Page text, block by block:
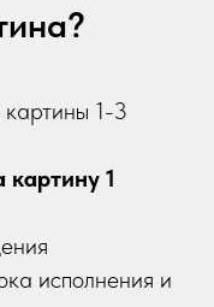
1-3
1
исполнения и